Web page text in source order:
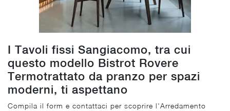
I Tavoli fissi Sangiacomo, tra cui
questo modello Bistrot Rovere
Termotrattato da pranzo per spazi
moderni, ti aspettano
Compila il form e contattaci per scoprire l'Arredamento